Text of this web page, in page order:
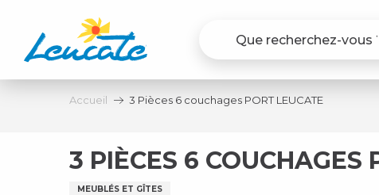
contenu
principal
Accueil 3 Pièces 6 couchages PORT LEUCATE
3 PIÈCES 6 COUCHAGES
MEUBLÉS ET GÎTES